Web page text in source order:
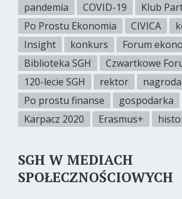
pandemia COVID-19
Klub
Po Prostu Ekonomia
CIVICA
Insight
konkurs
Forum
Biblioteka SGH
Czwartkowe
120-lecie SGH
rektor
nagroda
Po prostu finanse
gospodarka
Karpacz 2020
Erasmus+
SGH W MEDIACH
SPOŁECZNOŚCIOWYCH